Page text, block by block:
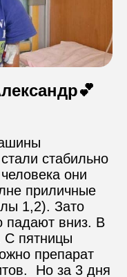
стабильно
они
приличные
1,2). Зато
падают вниз. В
С пятницы
препарат
Но за 3 дня